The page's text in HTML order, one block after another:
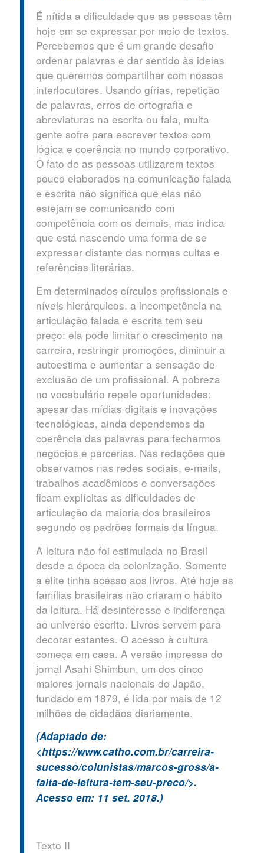
É nítida a dificuldade que as pessoas têm
hoje em se expressar por meio de textos.
Percebemos que é um grande desafio
ordenar palavras e dar sentido às ideias
que queremos compartilhar com nossos
interlocutores. Usando gírias, repetição
de palavras, erros de ortografia e
abreviaturas na escrita ou fala, muita
gente sofre para escrever textos com
lógica e coerência no mundo corporativo.
O fato de as pessoas utilizarem textos
pouco elaborados na comunicação falada
e escrita não significa que elas não
estejam se comunicando com
competência com os demais, mas indica
que está nascendo uma forma de se
expressar distante das normas cultas e
referências literárias.
Em determinados círculos profissionais e
níveis hierárquicos, a incompetência na
articulação falada e escrita tem seu
preço: ela pode limitar o crescimento na
carreira, restringir promoções, diminuir a
autoestima e aumentar a sensação de
exclusão de um profissional. A pobreza
no vocabulário repele oportunidades:
apesar das mídias digitais e inovações
tecnológicas, ainda dependemos da
coerência das palavras para fecharmos
negócios e parcerias. Nas redações que
observamos nas redes sociais, e-mails,
trabalhos acadêmicos e conversações
ficam explícitas as dificuldades de
articulação da maioria dos brasileiros
segundo os padrões formais da língua.
A leitura não foi estimulada no Brasil
desde a época da colonização. Somente
a elite tinha acesso aos livros. Até hoje as
famílias brasileiras não criaram o hábito
da leitura. Há desinteresse e indiferença
ao universo escrito. Livros servem para
decorar estantes. O acesso à cultura
começa em casa. A versão impressa do
jornal Asahi Shimbun, um dos cinco
maiores jornais nacionais do Japão,
fundado em 1879, é lida por mais de 12
milhões de cidadãos diariamente.
(Adaptado de:
<https://www.catho.com.br/carreira-
sucesso/colunistas/marcos-gross/a-
falta-de-leitura-tem-seu-preco/>.
Acesso em: 11 set. 2018.)
Texto II